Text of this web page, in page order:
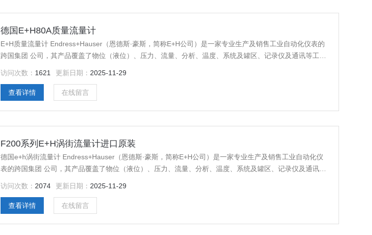
德国E+H80A质量流量计
E+H质量流量计 Endress+Hauser（恩德斯·豪斯，简称E+H公司）是一家专业生产及销售工业自动化仪表的
跨国集团 公司，其产品覆盖了物位（液位）、压力、流量、分析、温度、系统及罐区、记录仪及通讯等工业
访问次数： 1621 更新日期： 2025-11-29
查看详情 在线留言
F200系列E+H涡街流量计进口原装
德国e+h涡街流量计 Endress+Hauser（恩德斯·豪斯，简称E+H公司）是一家专业生产及销售工业自动化仪
表的跨国集团 公司，其产品覆盖了物位（液位）、压力、流量、分析、温度、系统及罐区、记录仪及通讯等
访问次数： 2074 更新日期： 2025-11-29
查看详情 在线留言